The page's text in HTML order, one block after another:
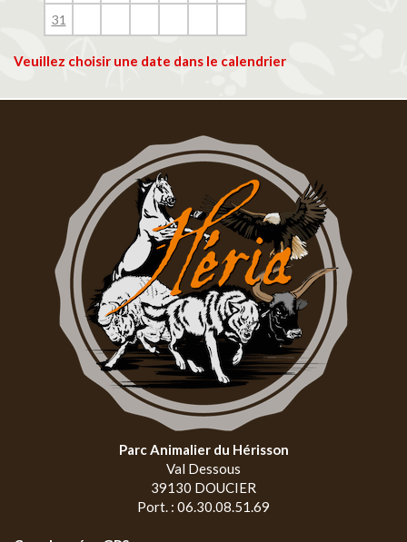
31
Veuillez choisir une date dans le calendrier
Parc Animalier du Hérisson
Val Dessous
39130 DOUCIER
Port. : 06.30.08.51.69